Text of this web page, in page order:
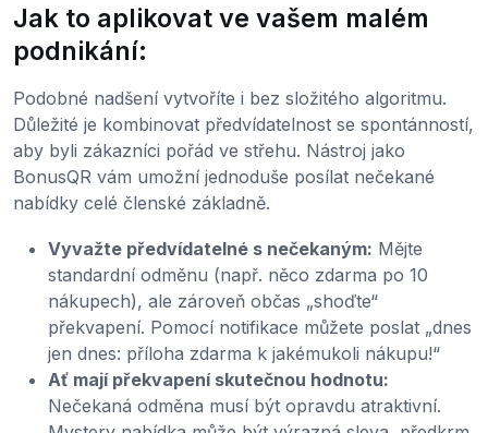
Jak to aplikovat ve vašem malém
podnikání:
Podobné nadšení vytvoříte i bez složitého algoritmu.
Důležité je kombinovat předvídatelnost se spontánností,
aby byli zákazníci pořád ve střehu. Nástroj jako
BonusQR vám umožní jednoduše posílat nečekané
nabídky celé členské základně.
Vyvažte předvídatelné s nečekaným: Mějte
standardní odměnu (např. něco zdarma po 10
nákupech), ale zároveň občas „shoďte“
překvapení. Pomocí notifikace můžete poslat „dnes
jen dnes: příloha zdarma k jakémukoli nákupu!“
Ať mají překvapení skutečnou hodnotu:
Nečekaná odměna musí být opravdu atraktivní.